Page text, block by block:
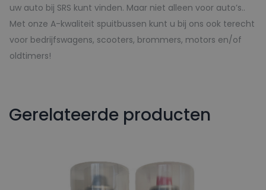
uw auto bij SRS kunt vinden. Maar niet alleen voor auto’s..
Met onze A-kwaliteit spuitbussen kunt u bij ons ook terecht
voor bedrijfswagens, scooters, brommers, motors en/of
oldtimers!
Gerelateerde producten